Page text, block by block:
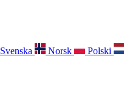
Svenska Norsk Polski